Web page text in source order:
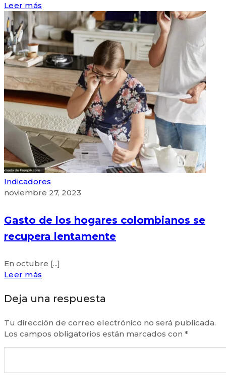
Leer más
Indicadores
noviembre 27, 2023
Gasto de los hogares colombianos se
recupera lentamente
En octubre [...]
Leer más
Deja una respuesta
Tu dirección de correo electrónico no será publicada.
Los campos obligatorios están marcados con *